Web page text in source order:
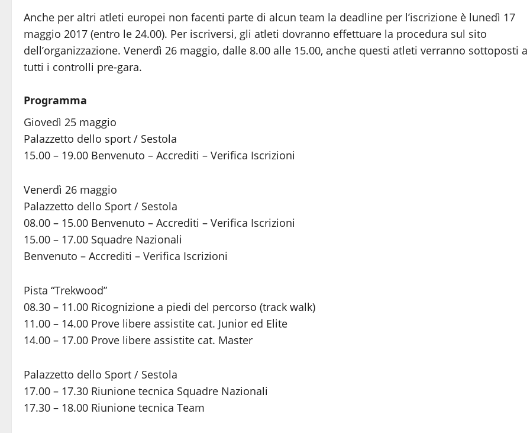
Anche per altri atleti europei non facenti parte di alcun team la deadline per l’iscrizione è lunedì 17
maggio 2017 (entro le 24.00). Per iscriversi, gli atleti dovranno effettuare la procedura sul sito
dell’organizzazione. Venerdì 26 maggio, dalle 8.00 alle 15.00, anche questi atleti verranno sottoposti a
tutti i controlli pre-gara.
Programma
Giovedì 25 maggio
Palazzetto dello sport / Sestola
15.00 – 19.00 Benvenuto – Accrediti – Verifica Iscrizioni
Venerdì 26 maggio
Palazzetto dello Sport / Sestola
08.00 – 15.00 Benvenuto – Accrediti – Verifica Iscrizioni
15.00 – 17.00 Squadre Nazionali
Benvenuto – Accrediti – Verifica Iscrizioni
Pista “Trekwood”
08.30 – 11.00 Ricognizione a piedi del percorso (track walk)
11.00 – 14.00 Prove libere assistite cat. Junior ed Elite
14.00 – 17.00 Prove libere assistite cat. Master
Palazzetto dello Sport / Sestola
17.00 – 17.30 Riunione tecnica Squadre Nazionali
17.30 – 18.00 Riunione tecnica Team